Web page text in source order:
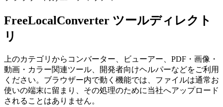
FreeLocalConverter ツールディレクト
リ
上のカテゴリからコンバーター、ビューアー、PDF・画像・
動画・カラー関連ツール、開発者向けヘルパーなどをご利用
ください。ブラウザー内で動く機能では、ファイルは通常お
使いの端末に留まり、その処理のために当社へアップロード
されることはありません。